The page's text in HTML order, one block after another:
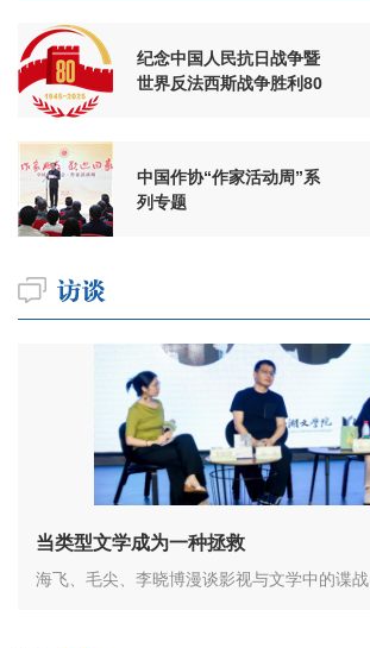
纪念中国人民抗日战争暨
世界反法西斯战争胜利80
中国作协“作家活动周”系
列专题
当类型文学成为一种拯救
海飞、毛尖、李晓博漫谈影视与文学中的谍战